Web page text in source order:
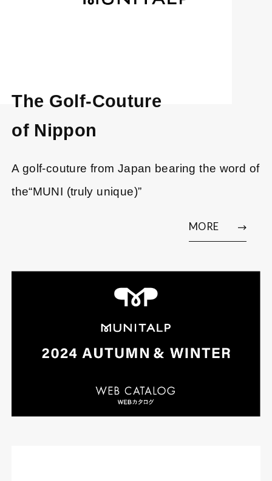
The Golf-Couture
of Nippon
A golf-couture from Japan bearing the word of
the“MUNI (truly unique)”
MORE